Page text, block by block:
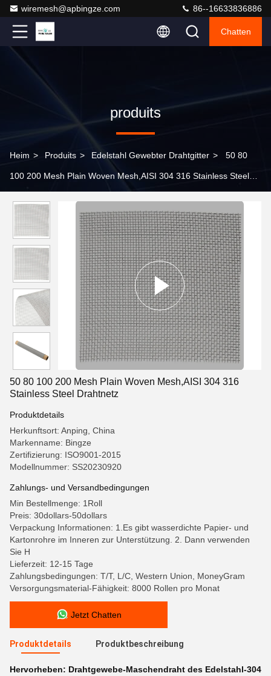
wiremesh@apbingze.com 86--16633836886
Chatten
produits
Heim > Produits > Edelstahl Gewebter Drahtgitter > 50 80
100 200 Mesh Plain Woven Mesh,AISI 304 316 Stainless Steel
50 80 100 200 Mesh Plain Woven Mesh,AISI 304 316
Stainless Steel Drahtnetz
Produktdetails
Herkunftsort: Anping, China
Markenname: Bingze
Zertifizierung: ISO9001-2015
Modellnummer: SS20230920
Zahlungs- und Versandbedingungen
Min Bestellmenge: 1Roll
Preis: 30dollars-50dollars
Verpackung Informationen: 1.Es gibt wasserdichte Papier- und
Kartonrohre im Inneren zur Unterstützung. 2. Dann verwenden
Sie H
Lieferzeit: 12-15 Tage
Zahlungsbedingungen: T/T, L/C, Western Union, MoneyGram
Versorgungsmaterial-Fähigkeit: 8000 Rollen pro Monat
Jetzt Chatten
Produktdetails Produktbeschreibung
Hervorheben: Drahtgewebe-Maschendraht des Edelstahl-304